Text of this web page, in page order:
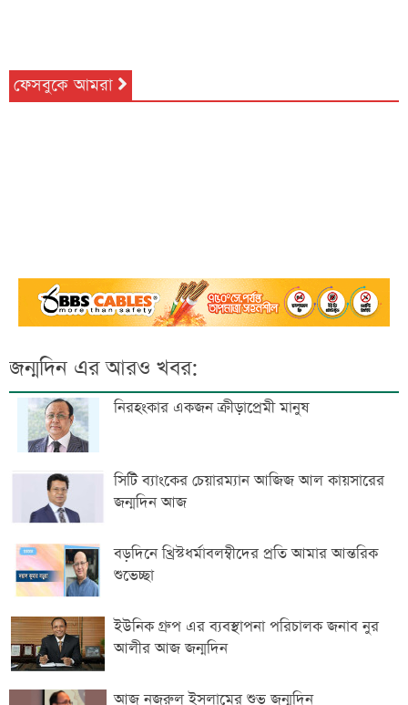
ফেসবুকে আমরা
জন্মদিন এর আরও খবর:
নিরহংকার একজন ক্রীড়াপ্রেমী মানুষ
সিটি ব্যাংকের চেয়ারম্যান আজিজ আল কায়সারের
জন্মদিন আজ
বড়দিনে খ্রিস্টধর্মাবলম্বীদের প্রতি আমার আন্তরিক
শুভেচ্ছা
ইউনিক গ্রুপ এর ব্যবস্থাপনা পরিচালক জনাব নুর
আলীর আজ জন্মদিন
আজ নজরুল ইসলামের শুভ জন্মদিন